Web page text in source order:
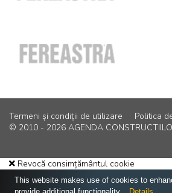
Termeni și condiții de utilizare
Politica
© 2010 - 2026 AGENDA
Revocă consimțământul cookie
This website makes use of cookies to